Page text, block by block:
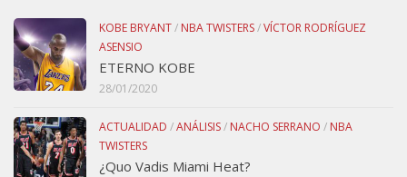
KOBE BRYANT/ NBA TWISTERS/VÍCTOR RODRÍGUEZ
ASENSIO
ETERNO KOBE
28/01/2020
ACTUALIDAD /ANÁLISIS/ NACHO SERRANO / NBA
TWISTERS
¿Quo Vadis Miami Heat?